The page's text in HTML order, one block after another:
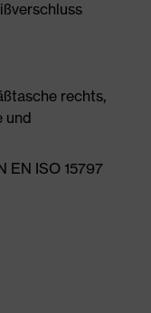
rechts,
und
EN ISO 15797